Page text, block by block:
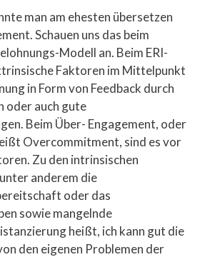
man am ehesten übersetzen
Schauen uns das beim
Modell an. Beim ERI-
Faktoren im Mittelpunkt
in Form von Feedback durch
oder auch gute
Beim Über- Engagement, oder
Overcommitment, sind es vor
Zu den intrinsischen
anderem die
oder das
sowie mangelnde
heißt, ich kann gut die
den eigenen Problemen der